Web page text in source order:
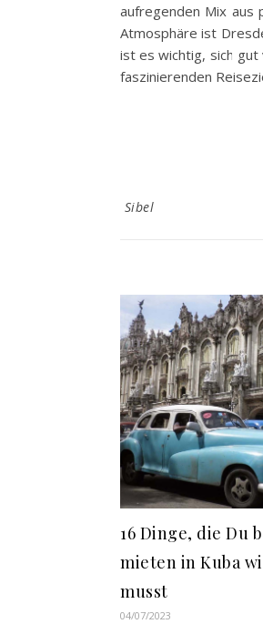
aufregenden Mix aus
Atmosphäre ist
ist es wichtig, sich gut
faszinierenden
Sibel
16 Dinge, die Du
mieten in Kuba
musst
04/07/2023